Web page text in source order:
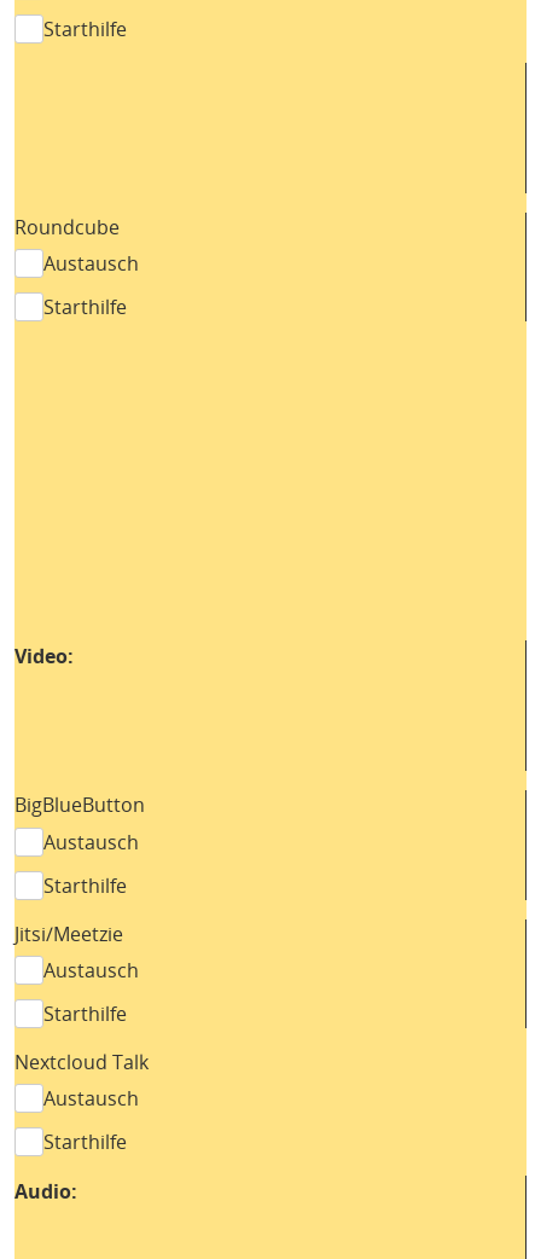
Starthilfe
Roundcube
Austausch
Starthilfe
Video:
BigBlueButton
Austausch
Starthilfe
Jitsi/Meetzie
Austausch
Starthilfe
Nextcloud Talk
Austausch
Starthilfe
Audio: